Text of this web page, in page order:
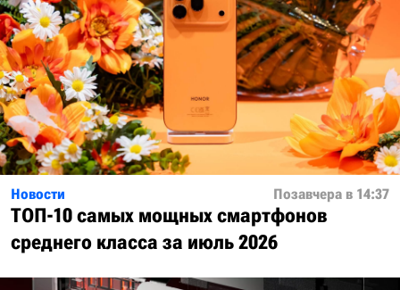
Новости Позавчера в 14:37
ТОП-10 самых мощных смартфонов
среднего класса за июль 2026